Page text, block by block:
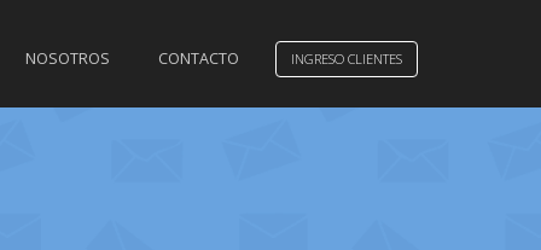
INGRESO CLIENTES
NOSOTROS CONTACTO